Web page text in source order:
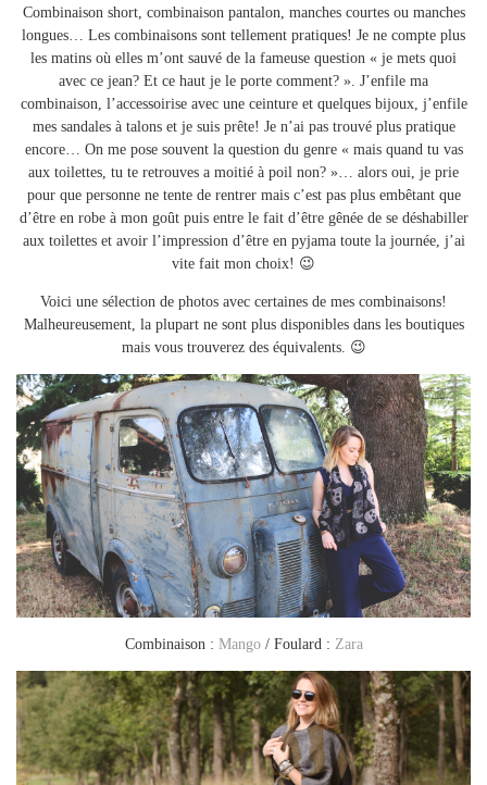
Combinaison short, combinaison pantalon, manches courtes ou manches
longues… Les combinaisons sont tellement pratiques! Je ne compte plus
les matins où elles m’ont sauvé de la fameuse question « je mets quoi
avec ce jean? Et ce haut je le porte comment? ». J’enfile ma
combinaison, l’accessoirise avec une ceinture et quelques bijoux, j’enfile
mes sandales à talons et je suis prête! Je n’ai pas trouvé plus pratique
encore… On me pose souvent la question du genre « mais quand tu vas
aux toilettes, tu te retrouves a moitié à poil non? »… alors oui, je prie
pour que personne ne tente de rentrer mais c’est pas plus embêtant que
d’être en robe à mon goût puis entre le fait d’être gênée de se déshabiller
aux toilettes et avoir l’impression d’être en pyjama toute la journée, j’ai
vite fait mon choix! 😉
Voici une sélection de photos avec certaines de mes combinaisons!
Malheureusement, la plupart ne sont plus disponibles dans les boutiques
mais vous trouverez des équivalents. 😉
Combinaison : Mango/ Foulard : Zara